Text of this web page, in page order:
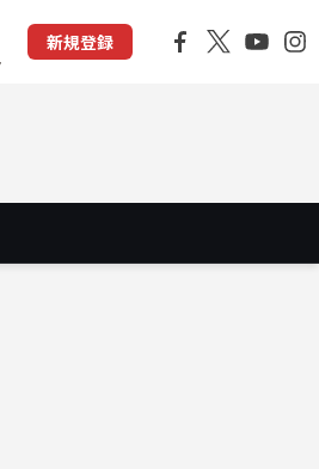
新規登録